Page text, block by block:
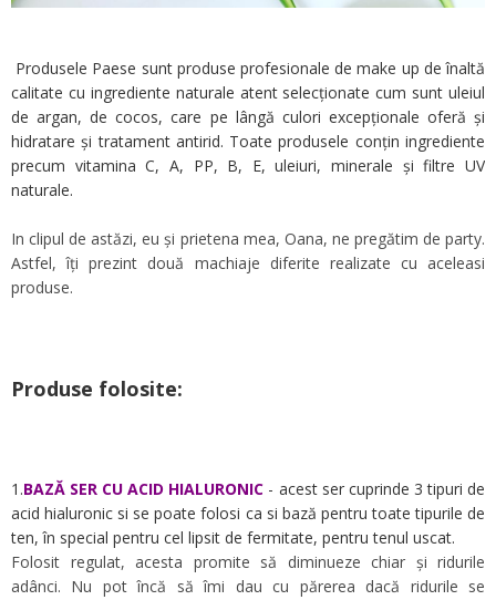
Produsele Paese sunt produse profesionale de make up de înaltă
calitate cu ingrediente naturale atent selecționate cum sunt uleiul
de argan, de cocos, care pe lângă culori excepționale oferă și
hidratare și tratament antirid. Toate produsele conțin ingrediente
precum vitamina C, A, PP, B, E, uleiuri, minerale și filtre UV
naturale.
In clipul de astăzi, eu și prietena mea, Oana, ne pregătim de party.
Astfel, îți prezint două machiaje diferite realizate cu aceleasi
produse.
Produse folosite:
1.BAZĂ SER CU ACID HIALURONIC - acest ser cuprinde 3 tipuri de
acid hialuronic si se poate folosi ca si bază pentru toate tipurile de
ten, în special pentru cel lipsit de fermitate, pentru tenul uscat.
Folosit regulat, acesta promite să diminueze chiar și ridurile
adânci. Nu pot încă să îmi dau cu părerea dacă ridurile se